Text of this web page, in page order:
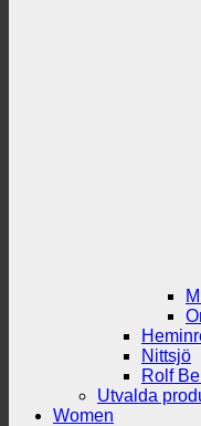
Nittsjö
Rolf
Utvalda
Women